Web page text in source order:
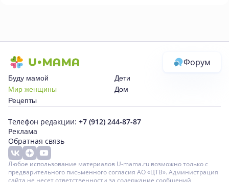
Форум
Буду мамой
Дети
Мир женщины
Дом
Рецепты
Телефон редакции: +7 (912) 244-87-87
Реклама
Обратная связь
Любое использование материалов U-mama.ru возможно только с
предварительного письменного согласия АО «ЦТВ». Администрация